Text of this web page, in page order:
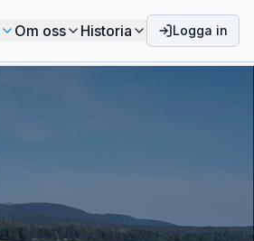
Om oss Historia Logga in